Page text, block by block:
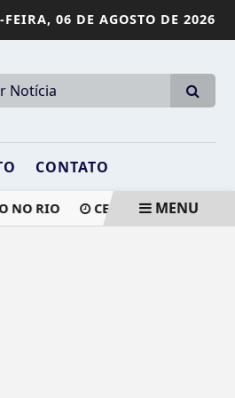
FEIRA, 06 DE AGOSTO DE 2026
CONTATO
NO RIO CESÁREA AUMENTA
MENU